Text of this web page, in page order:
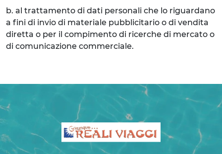
b. al trattamento di dati personali che lo riguardano
a fini di invio di materiale pubblicitario o di vendita
diretta o per il compimento di ricerche di mercato o
di comunicazione commerciale.